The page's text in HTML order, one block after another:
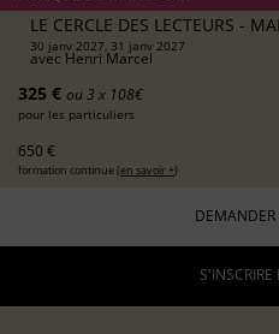
LE CERCLE DES LECTEURS -
30 janv 2027, 31 janv 2027
avec Henri Marcel
325 € ou 3 x 108€
pour les particuliers
650 €
formation continue (en savoir +)
DEMANDER
S'INSCRIRE